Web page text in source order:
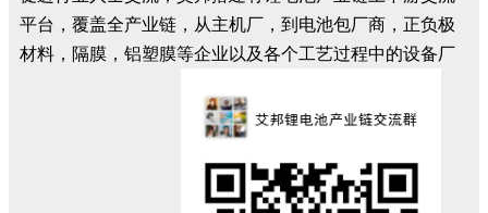
平台，覆盖全产业链，从主机厂，到电池包厂商，正负极
材料，隔膜，铝塑膜等企业以及各个工艺过程中的设备厂